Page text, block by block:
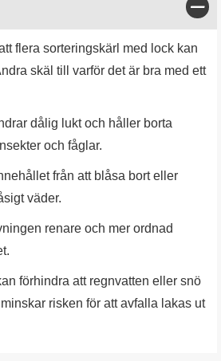
flera sorteringskärl med lock kan
skäl till varför det är bra med ett
dålig lukt och håller borta
och fåglar.
från att blåsa bort eller
väder.
renare och mer ordnad
förhindra att regnvatten eller snö
risken för att avfalla lakas ut